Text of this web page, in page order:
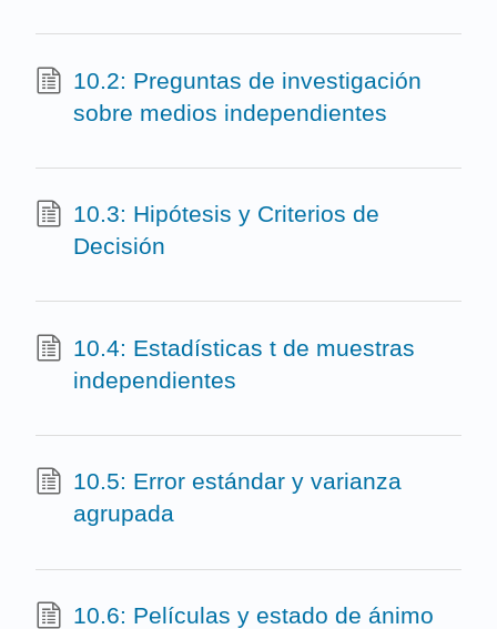
10.2: Preguntas de investigación
sobre medios independientes
10.3: Hipótesis y Criterios de
Decisión
10.4: Estadísticas t de muestras
independientes
10.5: Error estándar y varianza
agrupada
10.6: Películas y estado de ánimo